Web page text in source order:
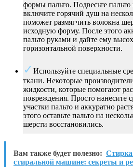
формы пальто. Подвесьте
включите горячий душ на
поможет размягчить волокна
исходную форму. После этого
пальто руками и дайте ему
горизонтальной поверхности.
Используйте специальные
ткани. Некоторые
жидкости, которые помогают
повреждения. Просто нанесите
участки пальто и аккуратно
этого оставьте пальто на
шерсти восстановились.
Вам также будет полезно:
стиральной машине: секреты и